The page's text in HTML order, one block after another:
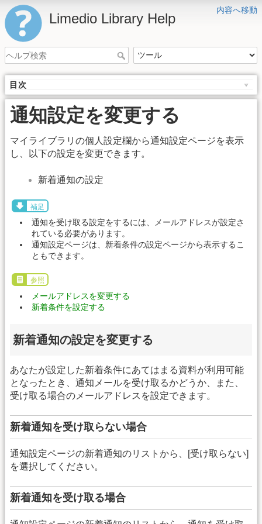
内容へ移動
Limedio Library Help
目次
通知設定を変更する
マイライブラリの個人設定欄から通知設定ページを表示
し、以下の設定を変更できます。
新着通知の設定
補足
通知を受け取る設定をするには、メールアドレスが設定さ
れている必要があります。
通知設定ページは、新着条件の設定ページから表示するこ
ともできます。
参照
メールアドレスを変更する
新着条件を設定する
新着通知の設定を変更する
あなたが設定した新着条件にあてはまる資料が利用可能
となったとき、通知メールを受け取るかどうか、また、
受け取る場合のメールアドレスを設定できます。
新着通知を受け取らない場合
通知設定ページの新着通知のリストから、[受け取らない]
を選択してください。
新着通知を受け取る場合